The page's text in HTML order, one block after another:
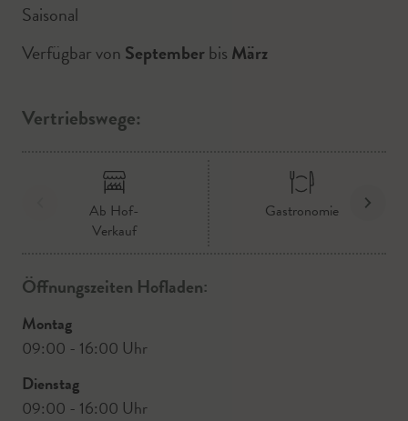
Saisonal
Verfügbar von Septemberbis März
Vertriebswege:
Ab Hof-
Verkauf
Gastronomie
Öffnungszeiten Hofladen:
Montag
09:00 - 16:00 Uhr
Dienstag
09:00 - 16:00 Uhr